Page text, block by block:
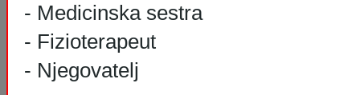
- Medicinska sestra
- Fizioterapeut
- Njegovatelj